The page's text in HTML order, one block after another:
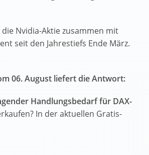
Nvidia-Aktie zusammen mit
seit den Jahrestiefs Ende März.
06. August liefert die Antwort:
Handlungsbedarf für DAX-
In der aktuellen Gratis-